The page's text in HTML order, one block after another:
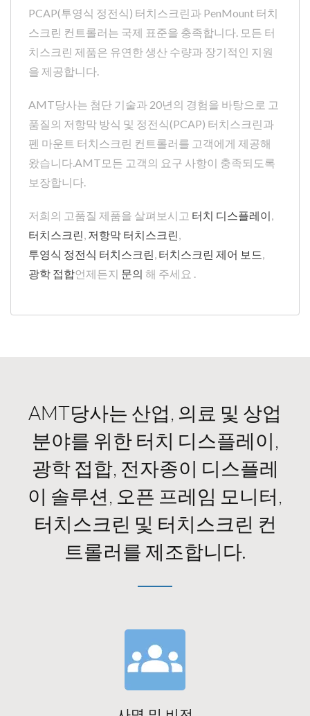
PCAP(투영식 정전식) 터치스크린과 PenMount 터치
스크린 컨트롤러는 국제 표준을 충족합니다. 모든 터
치스크린 제품은 유연한 생산 수량과 장기적인 지원
을 제공합니다.
AMT당사는 첨단 기술과 20년의 경험을 바탕으로 고
품질의 저항막 방식 및 정전식(PCAP) 터치스크린과
펜 마운트 터치스크린 컨트롤러를 고객에게 제공해
왔습니다.AMT모든 고객의 요구 사항이 충족되도록
보장합니다.
저희의 고품질 제품을 살펴보시고 터치 디스플레이,
터치스크린, 저항막 터치스크린,
투영식 정전식 터치스크린, 터치스크린 제어 보드,
광학 접합언제든지 문의 해 주세요 .
AMT당사는 산업, 의료 및 상업
분야를 위한 터치 디스플레이,
광학 접합, 전자종이 디스플레
이 솔루션, 오픈 프레임 모니터,
터치스크린 및 터치스크린 컨
트롤러를 제조합니다.